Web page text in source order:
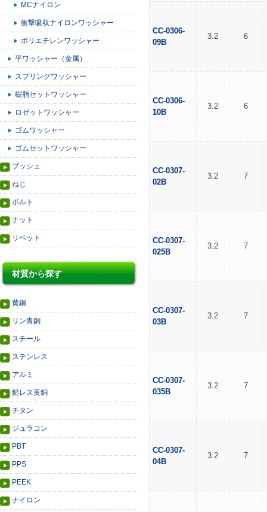
MCナイロン
衝撃吸収ナイロンワッシャー
ポリエチレンワッシャー
平ワッシャー（金属）
スプリングワッシャー
樹脂セットワッシャー
ロゼットワッシャー
ゴムワッシャー
ゴムセットワッシャー
ブッシュ
ねじ
ボルト
ナット
リベット
材質から探す
黄銅
リン青銅
スチール
ステンレス
アルミ
鉛レス黄銅
チタン
ジュラコン
PBT
PPS
PEEK
ナイロン
CC-0306-
09B
3.2 6
CC-0306-
10B
3.2 6
CC-0307-
02B
3.2 7
CC-0307-
025B
3.2 7
CC-0307-
03B
3.2 7
CC-0307-
035B
3.2 7
CC-0307-
04B
3.2 7